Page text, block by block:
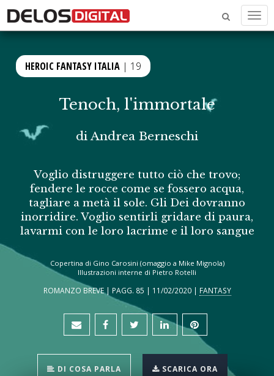
HEROIC FANTASY ITALIA | 19
Tenoch, l'immortale
diAndrea Berneschi
Voglio distruggere tutto ciò che trovo;
fendere le rocce come se fossero acqua,
tagliare a metà il sole. Gli Dei dovranno
inorridire. Voglio sentirli gridare di paura,
lavarmi con le loro lacrime e il loro sangue
Copertina di Gino Carosini (omaggio a Mike Mignola)
Illustrazioni interne di Pietro Rotelli
ROMANZO BREVE | PAGG. 85 | 11/02/2020 | FANTASY
DI COSA PARLA SCARICA ORA